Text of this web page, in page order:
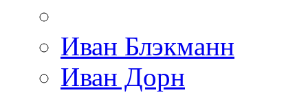
Иван Блэкманн
Иван Дорн